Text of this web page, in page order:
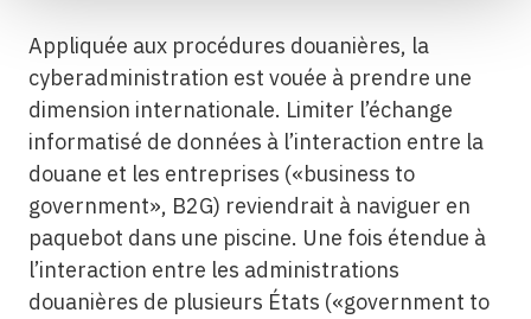
Appliquée aux procédures douanières, la
cyberadministration est vouée à prendre une
dimension internationale. Limiter l’échange
informatisé de données à l’interaction entre la
douane et les entreprises («business to
government», B2G) reviendrait à naviguer en
paquebot dans une piscine. Une fois étendue à
l’interaction entre les administrations
douanières de plusieurs États («government to